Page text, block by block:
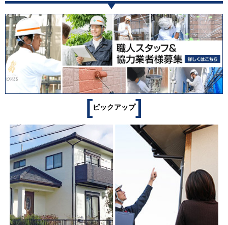
[ピックアップ]